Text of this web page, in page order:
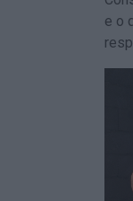
e o